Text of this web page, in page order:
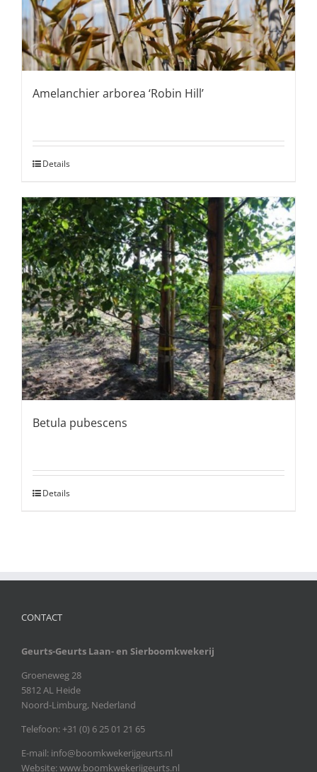
Amelanchier arborea ‘Robin Hill’
Details
Betula pubescens
Details
CONTACT
Geurts-Geurts Laan- en Sierboomkwekerij
Groeneweg 28
5812 AL Heide
Noord-Limburg, Nederland
Telefoon: +31 (0) 6 25 01 21 65
E-mail: info@boomkwekerijgeurts.nl
Website:www.boomkwekerijgeurts.nl